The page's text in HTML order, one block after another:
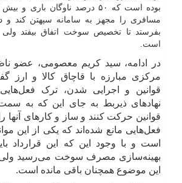
مسافری را مجهز به سامانه سپهتن کند و
بفرستد تا تخصیص سوخت اتفاق بیفتد ولی
است.
در ادامه، سید کریم معصومی، عضو
مرکزی مبارزه با قاچاق کالا و ارز
قوانین و اجرایی شدن، ترک فعل‌هایی
نهاد‌های ذیربط به جای این که به
قوانین حرکت کنند و ساز و کار‌های آنها
فعل‌هایی مانع شده‌اند که یکی از این
است و با وجود این که این قرارداد
بهینه‌سازی مصرف سوخت می‌رسید ولی
این موضوع همچنان باقی مانده است.